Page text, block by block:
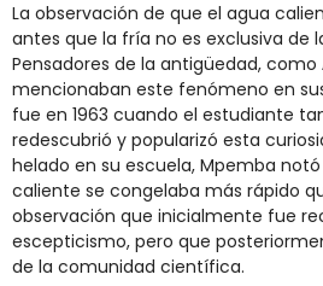
La observación de que el agua
antes que la fría no es exclusiva de
Pensadores de la antigüedad, como
mencionaban este fenómeno en
fue en 1963 cuando el estudiante
redescubrió y popularizó esta
helado en su escuela, Mpemba
caliente se congelaba más rápido
observación que inicialmente fue
escepticismo, pero que
de la comunidad científica.